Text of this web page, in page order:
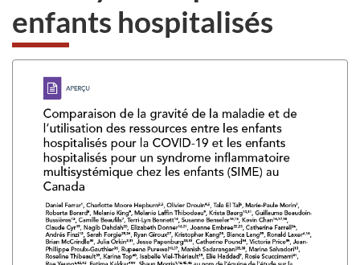
enfants hospitalisés